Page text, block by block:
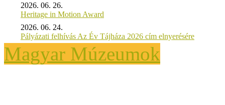
2026. 06. 26.
Heritage in Motion Award
2026. 06. 24.
Pályázati felhívás Az Év Tájháza 2026 cím elnyerésére
Magyar Múzeumok